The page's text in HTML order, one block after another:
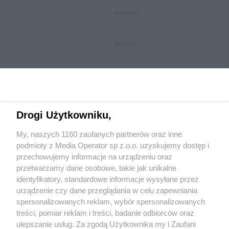
Wydawca mediówlokalnych
Nie zapomnij
zapoznać się z:
polityką prywatności
Drogi Użytkowniku,
My, naszych 1160 zaufanych partnerów oraz inne
podmioty z Media Operator sp z.o.o. uzyskujemy dostęp i
przechowujemy informacje na urządzeniu oraz
przetwarzamy dane osobowe, takie jak unikalne
identyfikatory, standardowe informacje wysyłane przez
urządzenie czy dane przeglądania w celu zapewniania
spersonalizowanych reklam, wybór spersonalizowanych
treści, pomiar reklam i treści, badanie odbiorców oraz
ulepszanie usług. Za zgodą Użytkownika my i Zaufani